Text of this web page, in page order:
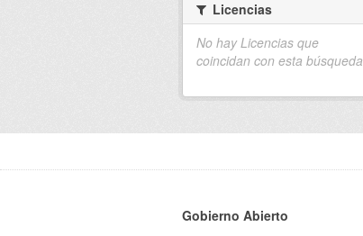
Licencias
No hay Licencias que
coincidan con esta búsqueda
Gobierno Abierto